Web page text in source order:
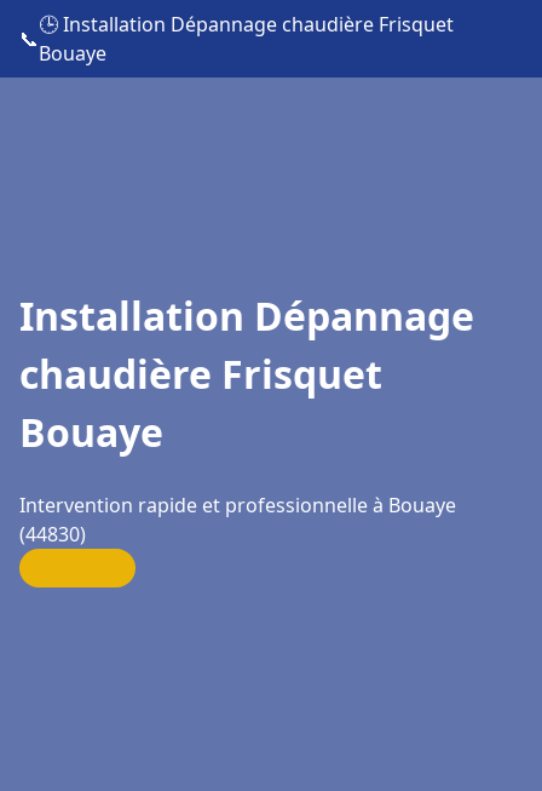
📞
🕒 Installation Dépannage chaudière Frisquet
Bouaye
Installation Dépannage
chaudière Frisquet
Bouaye
Intervention rapide et professionnelle à Bouaye
(44830)